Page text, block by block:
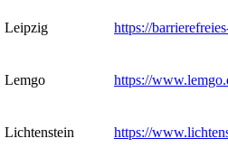
Leipzig https://
Lemgo https://
Lichtenstein https://